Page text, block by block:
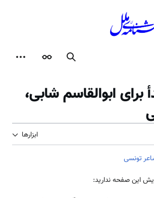
جستجوظاهر
ابوالقاسم شابی،
ابزارها
تونسی
این صفحه ندارید: